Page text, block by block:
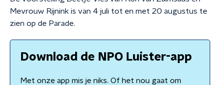
Mevrouw Rijnink is van 4 juli tot en met 20 augustus te
zien op de Parade.
Download de NPO Luister-app
Met onze app mis je niks. Of het nou gaat om